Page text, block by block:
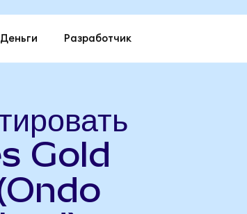
Деньги Разработчик
Gold